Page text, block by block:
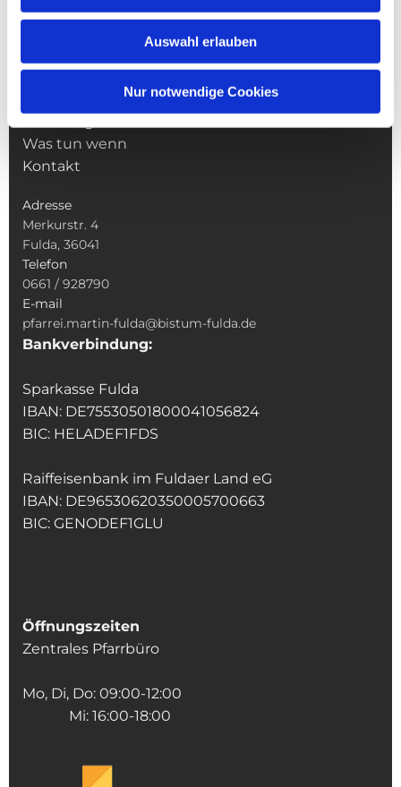
Auswahl erlauben
Nur notwendige Cookies
Pfarrei St. Martin
Veranstaltungen & Angebote
Was tun wenn
Kontakt
Adresse
Merkurstr. 4
Fulda, 36041
Telefon
0661 / 928790
E-mail
pfarrei.martin-fulda@bistum-fulda.de
Bankverbindung:
Sparkasse Fulda
IBAN: DE75530501800041056824
BIC: HELADEF1FDS
Raiffeisenbank im Fuldaer Land eG
IBAN: DE96530620350005700663
BIC: GENODEF1GLU
Öffnungszeiten
Zentrales Pfarrbüro
Mo, Di, Do: 09:00-12:00
Mi: 16:00-18:00